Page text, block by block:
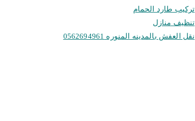
تركيب طارد الحمام
تنظيف منازل
نقل العفش بالمدينه المنوره 0562694961